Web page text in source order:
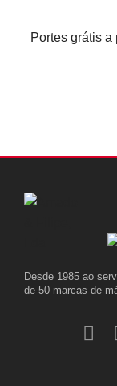
Portes grátis a
Desde 1985 ao
de 50 marcas de